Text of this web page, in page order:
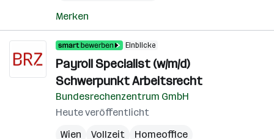
Merken
Einblicke
Payroll Specialist (w/m/d)
Schwerpunkt Arbeitsrecht
Bundesrechenzentrum GmbH
Heute veröffentlicht
Wien
Vollzeit
Homeoffice